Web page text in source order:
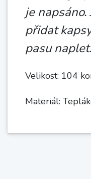
je
přidat
pasu
Velikost: 104
Materiál: